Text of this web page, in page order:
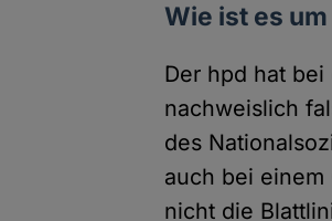
Wie ist es
Der hpd hat
nachweislich
des
auch bei einem
nicht die